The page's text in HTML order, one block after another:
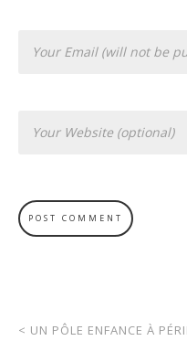
< UN PÔLE ENFANCE À